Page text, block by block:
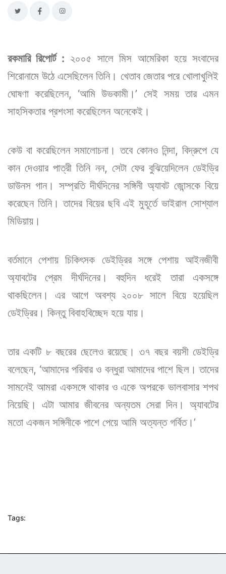
রকমারি রিপোর্ট : ২০০৫ সালে মিস আমেরিকা হয়ে সংবাদের
শিরোনামে উঠে এসেছিলেন তিনি। খেতাব জেতার পরে খোলাখুলিই
ঘোষণা করেছিলেন, ‘‌আমি উভকামী।’‌ সেই সময় তার এমন
সাহসিকতার প্রশংসা করেছিলেন অনেকেই।
কেউ বা করেছিলেন সমালোচনা। তবে কোনও নিন্দা, বিদ্রুপে যে
কান দেওয়ার পাত্রী তিনি নন, সেটা ফের বুঝিয়েদিলেন ডেইড্রি
ডাউনস গান। সম্প্রতি দীর্ঘদিনের সঙ্গিনী অ্যাবট জোন্সকে বিয়ে
করেছেন তিনি। তাদের বিয়ের ছবি এই মুহূর্তে ভাইরাল সোশ্যাল
মিডিয়ায়।
বর্তমানে পেশায় চিকিৎসক ডেইড্রির সঙ্গে পেশায় আইনজীবী
অ্যাবটের প্রেম দীর্ঘদিনের। বহুদিন ধরেই তারা একসঙ্গে
থাকছিলেন। এর আগে অবশ্য ২০০৮ সালে বিয়ে হয়েছিল
ডেইড্রির। কিন্তু বিবাহবিচ্ছেদ হয়ে যায়।
তার একটি ৮ বছরের ছেলেও রয়েছে। ৩৭ বছর বয়সী ডেইড্রি
বলেছেন, ‘‌আমাদের পরিবার ও বন্ধুরা আমাদের পাশে ছিল। তাদের
সামনেই আমরা একসঙ্গে থাকার ও একে অপরকে ভালবাসার শপথ
নিয়েছি। এটা আমার জীবনের অন্যতম সেরা দিন। অ্যাবটের
মতো একজন সঙ্গিনীকে পাশে পেয়ে আমি অত্যন্ত গর্বিত।’‌
Tags: